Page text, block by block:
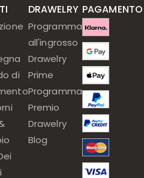
di
DRAWELRY
Programma
all'ingrosso
Drawelry
Prime
Programma
Premio
Drawelry
Blog
PAGAMENTO